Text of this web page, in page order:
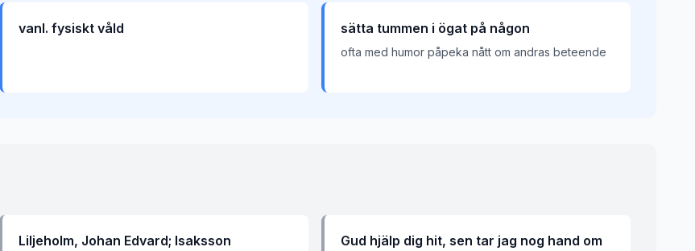
vanl. fysiskt våld sätta tummen i ögat på någon
ofta med humor påpeka nått om andras beteende
Liljeholm, Johan Edvard; Isaksson
Gud hjälp dig hit, sen tar jag nog hand om